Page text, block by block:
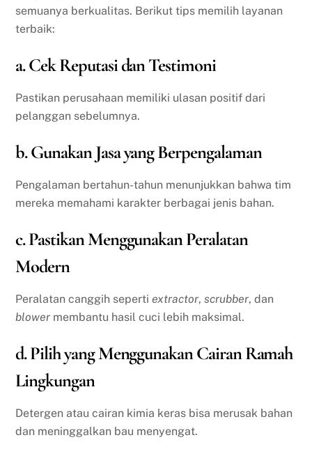
semuanya berkualitas. Berikut tips memilih layanan
terbaik:
a. Cek Reputasi dan Testimoni
Pastikan perusahaan memiliki ulasan positif dari
pelanggan sebelumnya.
b. Gunakan Jasa yang Berpengalaman
Pengalaman bertahun-tahun menunjukkan bahwa tim
mereka memahami karakter berbagai jenis bahan.
c. Pastikan Menggunakan Peralatan
Modern
Peralatan canggih sepertiextractor,scrubber, dan
blower membantu hasil cuci lebih maksimal.
d. Pilih yang Menggunakan Cairan Ramah
Lingkungan
Detergen atau cairan kimia keras bisa merusak bahan
dan meninggalkan bau menyengat.